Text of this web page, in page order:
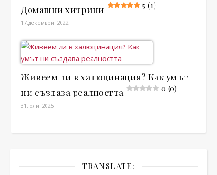
Домашни хитрини 5 (1)
17.декември. 2022
Живеем ли в халюцинация? Как умът
ни създава реалността
0 (0)
31.юли. 2025
TRANSLATE: